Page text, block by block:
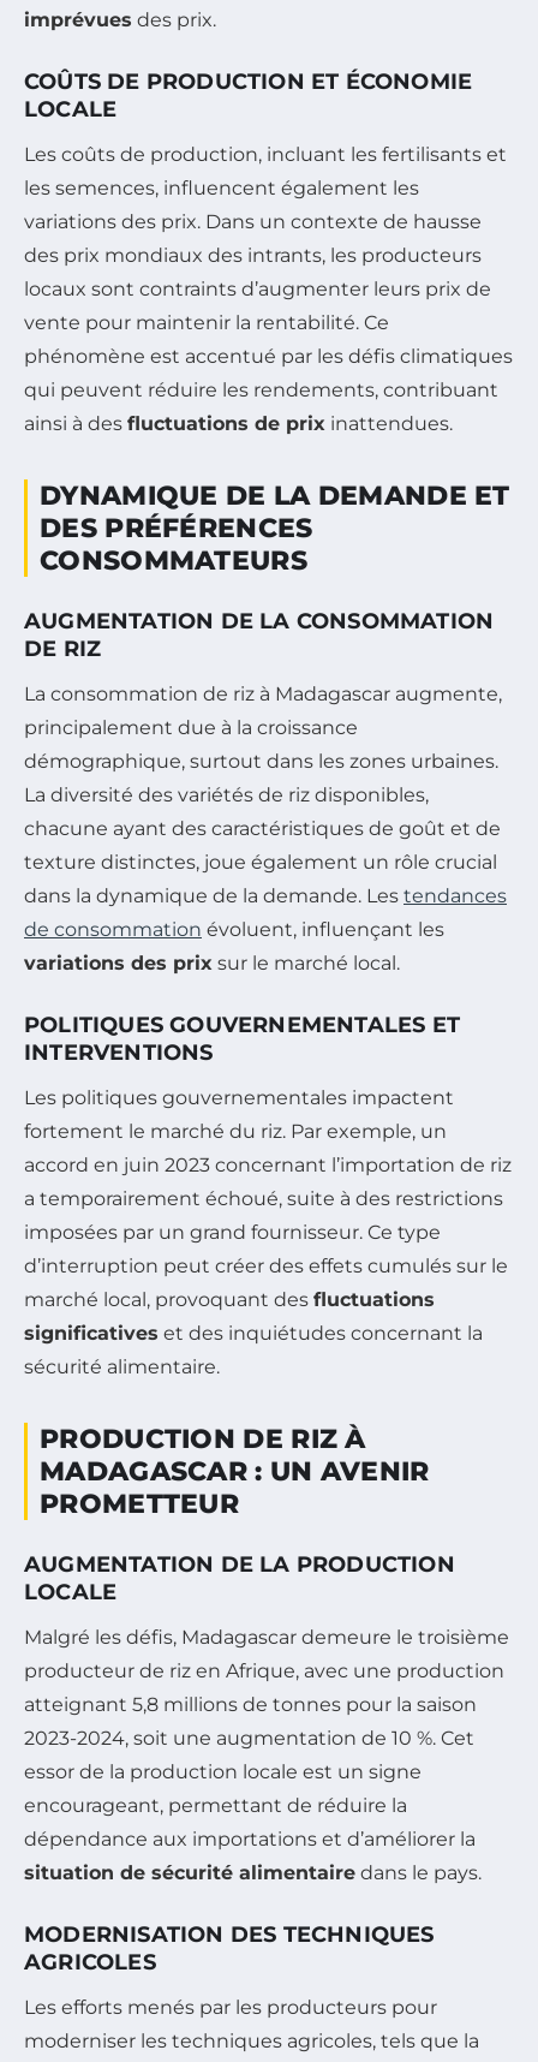
imprévues des prix.
COÛTS DE PRODUCTION ET ÉCONOMIE
LOCALE
Les coûts de production, incluant les fertilisants et
les semences, influencent également les
variations des prix. Dans un contexte de hausse
des prix mondiaux des intrants, les producteurs
locaux sont contraints d’augmenter leurs prix de
vente pour maintenir la rentabilité. Ce
phénomène est accentué par les défis climatiques
qui peuvent réduire les rendements, contribuant
ainsi à des fluctuations de prix inattendues.
DYNAMIQUE DE LA DEMANDE ET
DES PRÉFÉRENCES
CONSOMMATEURS
AUGMENTATION DE LA CONSOMMATION
DE RIZ
La consommation de riz à Madagascar augmente,
principalement due à la croissance
démographique, surtout dans les zones urbaines.
La diversité des variétés de riz disponibles,
chacune ayant des caractéristiques de goût et de
texture distinctes, joue également un rôle crucial
dans la dynamique de la demande. Les tendances
de consommation évoluent, influençant les
variations des prix sur le marché local.
POLITIQUES GOUVERNEMENTALES ET
INTERVENTIONS
Les politiques gouvernementales impactent
fortement le marché du riz. Par exemple, un
accord en juin 2023 concernant l’importation de riz
a temporairement échoué, suite à des restrictions
imposées par un grand fournisseur. Ce type
d’interruption peut créer des effets cumulés sur le
marché local, provoquant des fluctuations
significatives et des inquiétudes concernant la
sécurité alimentaire.
PRODUCTION DE RIZ À
MADAGASCAR : UN AVENIR
PROMETTEUR
AUGMENTATION DE LA PRODUCTION
LOCALE
Malgré les défis, Madagascar demeure le troisième
producteur de riz en Afrique, avec une production
atteignant 5,8 millions de tonnes pour la saison
2023-2024, soit une augmentation de 10 %. Cet
essor de la production locale est un signe
encourageant, permettant de réduire la
dépendance aux importations et d’améliorer la
situation de sécurité alimentaire dans le pays.
MODERNISATION DES TECHNIQUES
AGRICOLES
Les efforts menés par les producteurs pour
moderniser les techniques agricoles, tels que la